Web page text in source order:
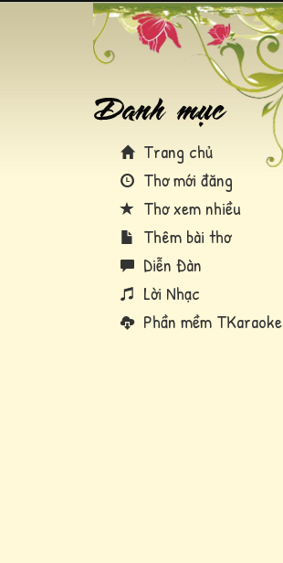
Trang chủ
Thơ mới đăng
Thơ xem nhiều
Thêm bài thơ
Diễn Đàn
Lời Nhạc
Phần mềm TKaraoke